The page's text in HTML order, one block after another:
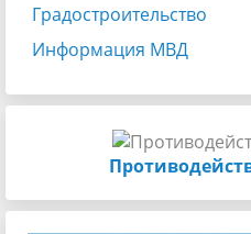
Градостроительство
Информация МВД